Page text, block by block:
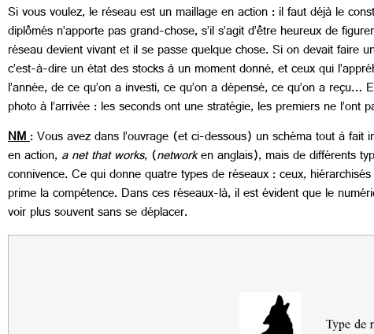
Si vous voulez, le réseau est un maillage en action : il faut déjà le
diplômés n’apporte pas grand-chose, s’il s’agit d’être heureux de
réseau devient vivant et il se passe quelque chose. Si on devait faire
c’est-à-dire un état des stocks à un moment donné, et ceux qui
l’année, de ce qu’on a investi, ce qu’on a dépensé, ce qu’on a reçu…
photo à l’arrivée : les seconds ont une stratégie, les premiers ne l’ont
NM: Vous avez dans l’ouvrage (et ci-dessous) un schéma tout à fait
en action,a net that works, (networken anglais), mais de différents
connivence. Ce qui donne quatre types de réseaux : ceux,
prime la compétence. Dans ces réseaux-là, il est évident que le
voir plus souvent sans se déplacer.